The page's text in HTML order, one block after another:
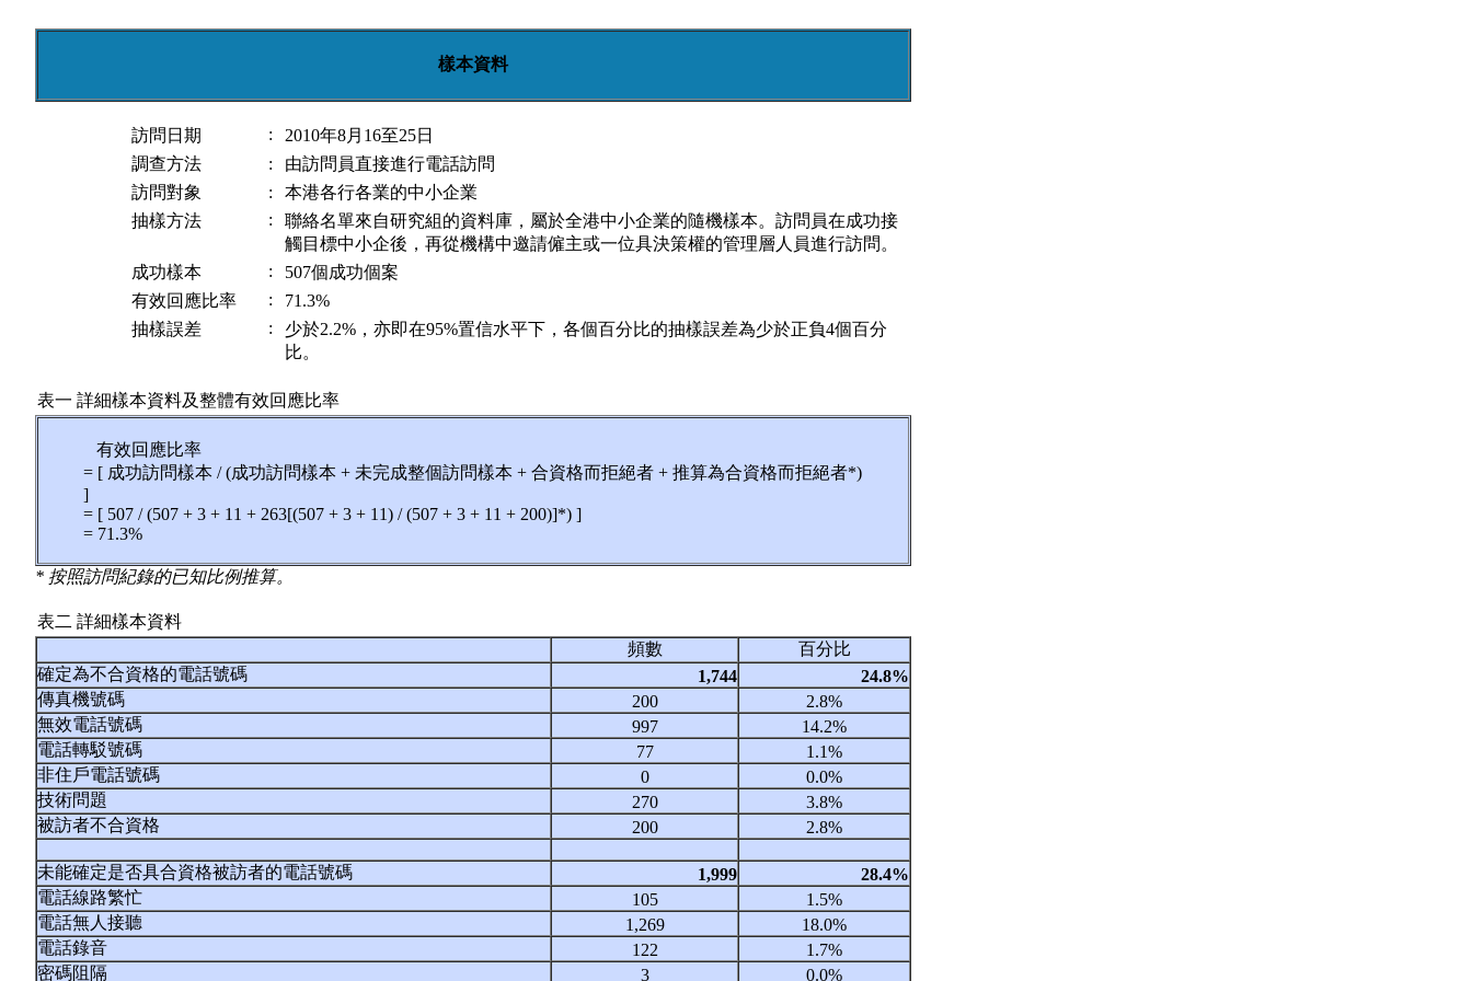
樣本資料
訪問日期 :
2010年8月16至25日
調查方法
:
由訪問員直接進行電話訪問
訪問對象
:
本港各行各業的中小企業
抽樣方法
:
聯絡名單來自研究組的資料庫，屬於全港中小企業的隨機樣本。訪問員在成功接
觸目標中小企後，再從機構中邀請僱主或一位具決策權的管理層人員進行訪問。
成功樣本
:
507個成功個案
有效回應比率
:
71.3%
抽樣誤差
:
少於2.2%，亦即在95%置信水平下，各個百分比的抽樣誤差為少於正負4個百分
比。
表一 詳細樣本資料及整體有效回應比率
有效回應比率
= [ 成功訪問樣本 / (成功訪問樣本 + 未完成整個訪問樣本 + 合資格而拒絕者 + 推算為合資格而拒絕者*)
]
= [ 507 / (507 + 3 + 11 + 263[(507 + 3 + 11) / (507 + 3 + 11 + 200)]*) ]
= 71.3%
* 按照訪問紀錄的已知比例推算。
表二 詳細樣本資料
頻數
百分比
確定為不合資格的電話號碼
1,744
24.8%
傳真機號碼
200
2.8%
無效電話號碼
997
14.2%
電話轉駁號碼
77
1.1%
非住戶電話號碼
0
0.0%
技術問題
270
3.8%
被訪者不合資格
200 2.8%
未能確定是否具合資格被訪者的電話號碼 1,999
28.4%
電話線路繁忙
105
1.5%
電話無人接聽
1,269
18.0%
電話錄音
122
1.7%
密碼阻隔
3 0.0%